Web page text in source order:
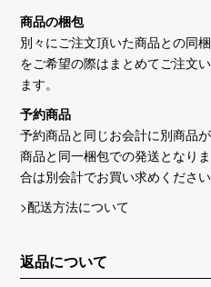
商品の梱包
別々にご注文頂いた商品との同
をご希望の際はまとめてご注文
ます。
予約商品
予約商品と同じお会計に別商品
商品と同一梱包での発送となり
合は別会計でお買い求めください
>配送方法について
返品について